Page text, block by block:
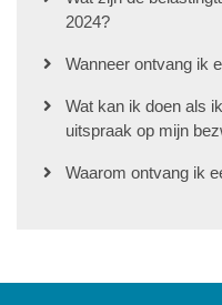
2024?
Wanneer ontvang ik
Wat kan ik doen als
uitspraak op mijn
Waarom ontvang ik